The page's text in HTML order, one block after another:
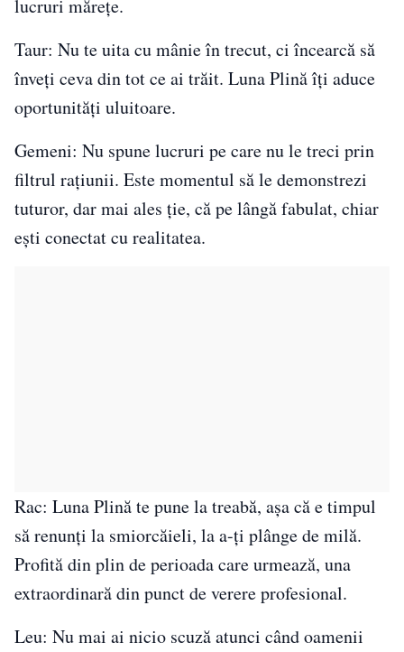
lucruri mărețe.
Taur: Nu te uita cu mânie în trecut, ci încearcă să
înveți ceva din tot ce ai trăit. Luna Plină îți aduce
oportunități uluitoare.
Gemeni: Nu spune lucruri pe care nu le treci prin
filtrul rațiunii. Este momentul să le demonstrezi
tuturor, dar mai ales ție, că pe lângă fabulat, chiar
ești conectat cu realitatea.
Rac: Luna Plină te pune la treabă, așa că e timpul
să renunți la smiorcăieli, la a-ți plânge de milă.
Profită din plin de perioada care urmează, una
extraordinară din punct de verere profesional.
Leu: Nu mai ai nicio scuză atunci când oamenii